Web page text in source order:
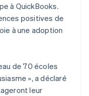
à QuickBooks.
positives de
à une adoption
de 70 écoles
», a déclaré
leur